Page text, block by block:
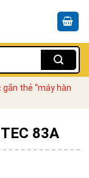
thẻ “máy hàn
83A